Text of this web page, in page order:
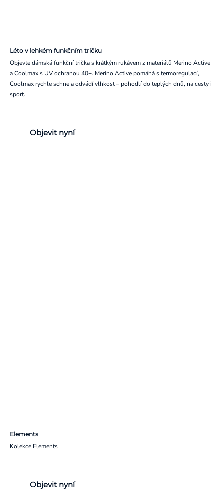
Léto v lehkém funkčním tričku
Objevte dámská funkční trička s krátkým rukávem z materiálů Merino Active
a Coolmax s UV ochranou 40+. Merino Active pomáhá s termoregulací,
Coolmax rychle schne a odvádí vlhkost – pohodlí do teplých dnů, na cesty i
sport.
Objevit nyní
Elements
Kolekce Elements
Objevit nyní